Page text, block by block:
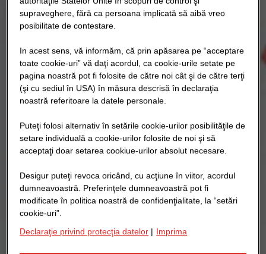
supraveghere, fără ca persoana implicată să aibă vreo
posibilitate de contestare.
In acest sens, vă informăm, că prin apăsarea pe “acceptare
toate cookie-uri” vă daţi acordul, ca cookie-urile setate pe
pagina noastră pot fi folosite de către noi cât şi de către terţi
(şi cu sediul în USA) în măsura descrisă în declaraţia
noastră referitoare la datele personale.
Puteţi folosi alternativ în setările cookie-urilor posibilităţile de
setare individuală a cookie-urilor folosite de noi şi să
acceptaţi doar setarea cookiue-urilor absolut necesare.
Desigur puteţi revoca oricând, cu acţiune în viitor, acordul
dumneavoastră. Preferinţele dumneavoastră pot fi
modificate în politica noastră de confidenţialitate, la “setări
cookie-uri”.
Declaraţie privind protecţia datelor | Imprima